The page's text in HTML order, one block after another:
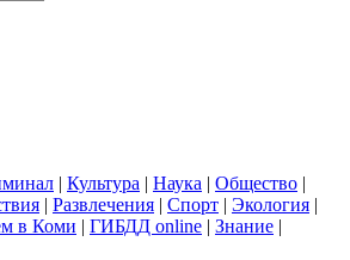
| Культура | Наука | Общество |
| Развлечения | Спорт | Экология |
в Коми | ГИБДД online | Знание |